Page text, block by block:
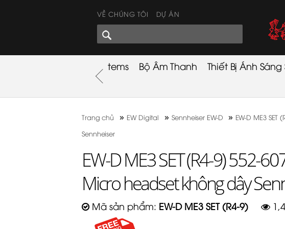
VỀ CHÚNG TÔI DỰ ÁN
GÓC CHIA SẺ
Used Items Bộ Âm Thanh Thiết Bị Ánh
Trang chủ » EW Digital »Sennheiser EW-D » EW-D ME3
Sennheiser
EW-D ME3 SET (R4-9) 552-
Micro headset không dây
Mã sản phẩm: EW-D ME3 SET (R4-9)